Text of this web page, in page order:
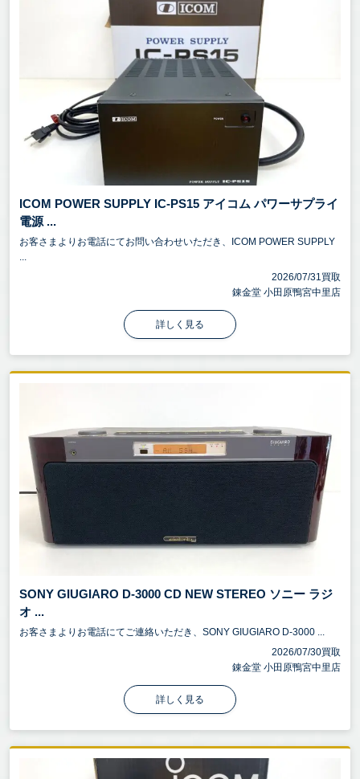
ICOM POWER SUPPLY IC-PS15 アイコム パワーサプライ
電源 ...
お客さまよりお電話にてお問い合わせいただき、ICOM POWER SUPPLY
...
2026/07/31買取
錬金堂 小田原鴨宮中里店
詳しく見る
SONY GIUGIARO D-3000 CD NEW STEREO ソニー ラジ
オ ...
お客さまよりお電話にてご連絡いただき、SONY GIUGIARO D-3000 ...
2026/07/30買取
錬金堂 小田原鴨宮中里店
詳しく見る